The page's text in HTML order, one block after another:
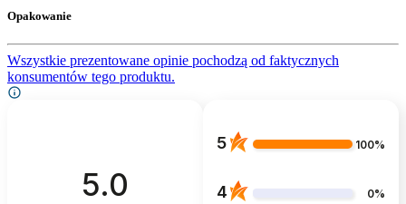
Opakowanie
Wszystkie prezentowane opinie pochodzą od faktycznych
konsumentów tego produktu.
5.0
5 100%
4 0%